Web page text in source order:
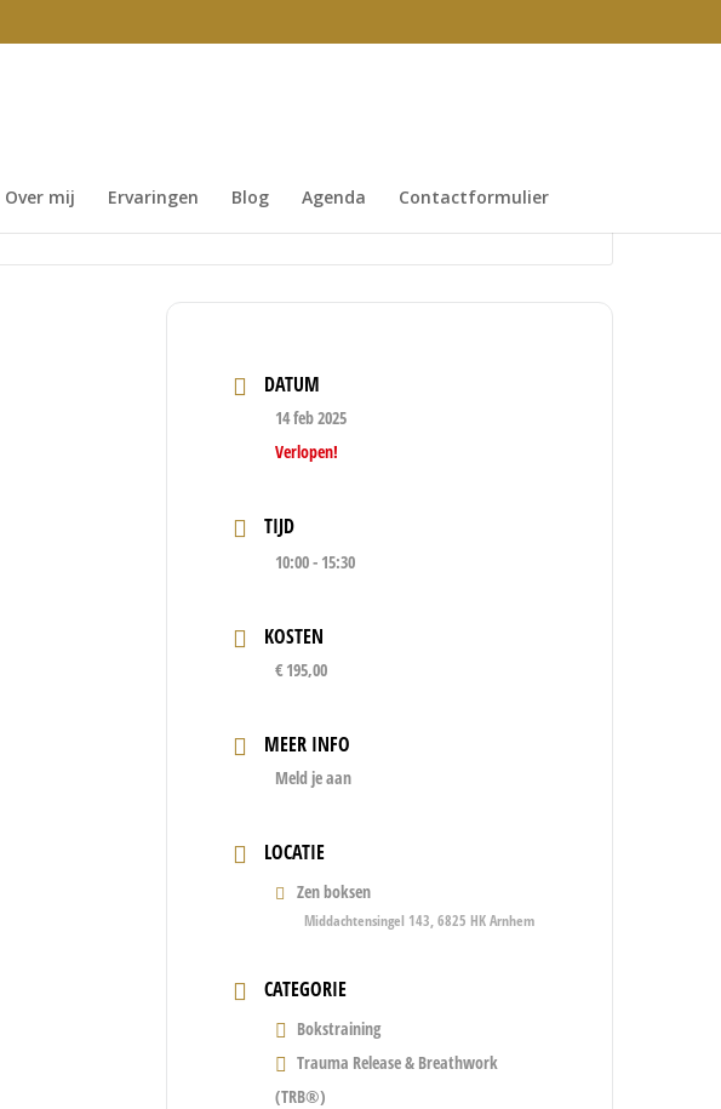
Over mij Ervaringen Blog Agenda Contactformulier
DATUM
14 feb 2025
Verlopen!
TIJD
10:00 - 15:30
KOSTEN
€ 195,00
MEER INFO
Meld je aan
LOCATIE
Zen boksen
Middachtensingel 143, 6825 HK Arnhem
CATEGORIE
Bokstraining
Trauma Release & Breathwork
(TRB®)